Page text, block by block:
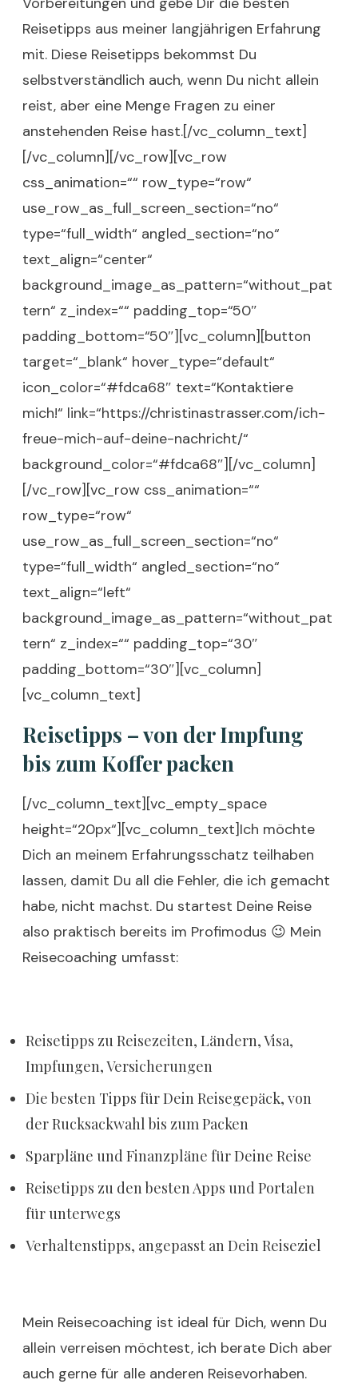
Reisetipps aus meiner langjährigen Erfahrung
mit. Diese Reisetipps bekommst Du
selbstverständlich auch, wenn Du nicht allein
reist, aber eine Menge Fragen zu einer
anstehenden Reise hast.[/vc_column_text]
[/vc_column][/vc_row][vc_row
css_animation=““ row_type=“row“
use_row_as_full_screen_section=“no“
type=“full_width“ angled_section=“no“
text_align=“center“
background_image_as_pattern=“without_pat
tern“ z_index=““ padding_top=“50″
padding_bottom=“50″][vc_column][button
target=“_blank“ hover_type=“default“
icon_color=“#fdca68″ text=“Kontaktiere
mich!“ link=“https://christinastrasser.com/ich-
freue-mich-auf-deine-nachricht/“
background_color=“#fdca68″][/vc_column]
[/vc_row][vc_row css_animation=““
row_type=“row“
use_row_as_full_screen_section=“no“
type=“full_width“ angled_section=“no“
text_align=“left“
background_image_as_pattern=“without_pat
tern“ z_index=““ padding_top=“30″
padding_bottom=“30″][vc_column]
[vc_column_text]
Reisetipps – von der Impfung
bis zum Koffer packen
[/vc_column_text][vc_empty_space
height=“20px“][vc_column_text]Ich möchte
Dich an meinem Erfahrungsschatz teilhaben
lassen, damit Du all die Fehler, die ich gemacht
habe, nicht machst. Du startest Deine Reise
also praktisch bereits im Profimodus 😉 Mein
Reisecoaching umfasst:
Reisetipps zu Reisezeiten, Ländern, Visa,
Impfungen, Versicherungen
Die besten Tipps für Dein Reisegepäck, von
der Rucksackwahl bis zum Packen
Sparpläne und Finanzpläne für Deine Reise
Reisetipps zu den besten Apps und Portalen
für unterwegs
Verhaltenstipps, angepasst an Dein Reiseziel
Mein Reisecoaching ist ideal für Dich, wenn Du
allein verreisen möchtest, ich berate Dich aber
auch gerne für alle anderen Reisevorhaben.